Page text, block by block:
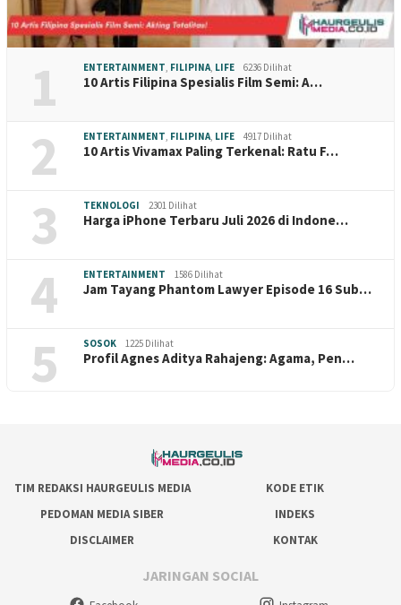
1 ENTERTAINMENT FILIPINA LIFE 6236 Dilihat
10 Artis Filipina Spesialis Film Semi: A…
2 ENTERTAINMENT FILIPINA LIFE 4917 Dilihat
10 Artis Vivamax Paling Terkenal: Ratu F…
3 TEKNOLOGI 2301 Dilihat
Harga iPhone Terbaru Juli 2026 di Indone…
4 ENTERTAINMENT 1586 Dilihat
Jam Tayang Phantom Lawyer Episode 16 Sub…
5 SOSOK 1225 Dilihat
Profil Agnes Aditya Rahajeng: Agama, Pen…
TIM REDAKSI HAURGEULIS MEDIA
KODE ETIK
PEDOMAN MEDIA SIBER
INDEKS
DISCLAIMER
KONTAK
JARINGAN SOCIAL